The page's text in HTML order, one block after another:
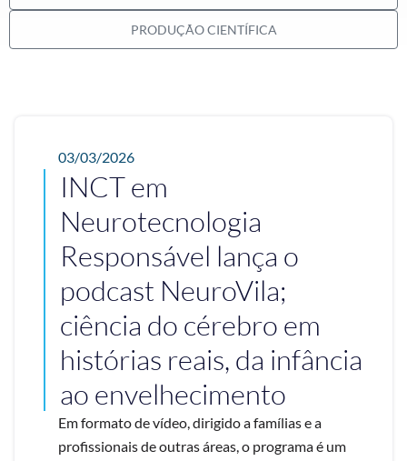
PRODUÇÃO CIENTÍFICA
03/03/2026
INCT em
Neurotecnologia
Responsável lança o
podcast NeuroVila;
ciência do cérebro em
histórias reais, da infância
ao envelhecimento
Em formato de vídeo, dirigido a famílias e a
profissionais de outras áreas, o programa é um